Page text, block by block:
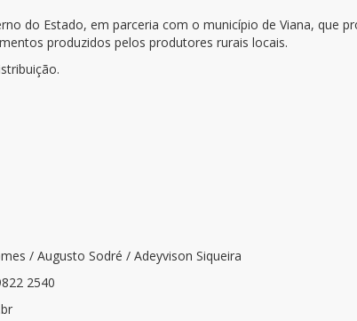
do Estado, em parceria com o município de Viana, que
produzidos pelos produtores rurais locais.
/ Augusto Sodré / Adeyvison Siqueira
2540